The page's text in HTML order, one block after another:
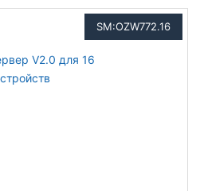
SM:OZW772.16